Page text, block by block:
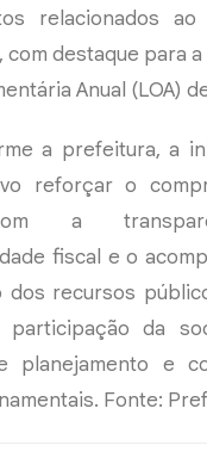
relacionados ao
destaque para
Anual (LOA)
a prefeitura, a
reforçar o
a
fiscal e o
dos recursos
participação da
planejamento e
Fonte: